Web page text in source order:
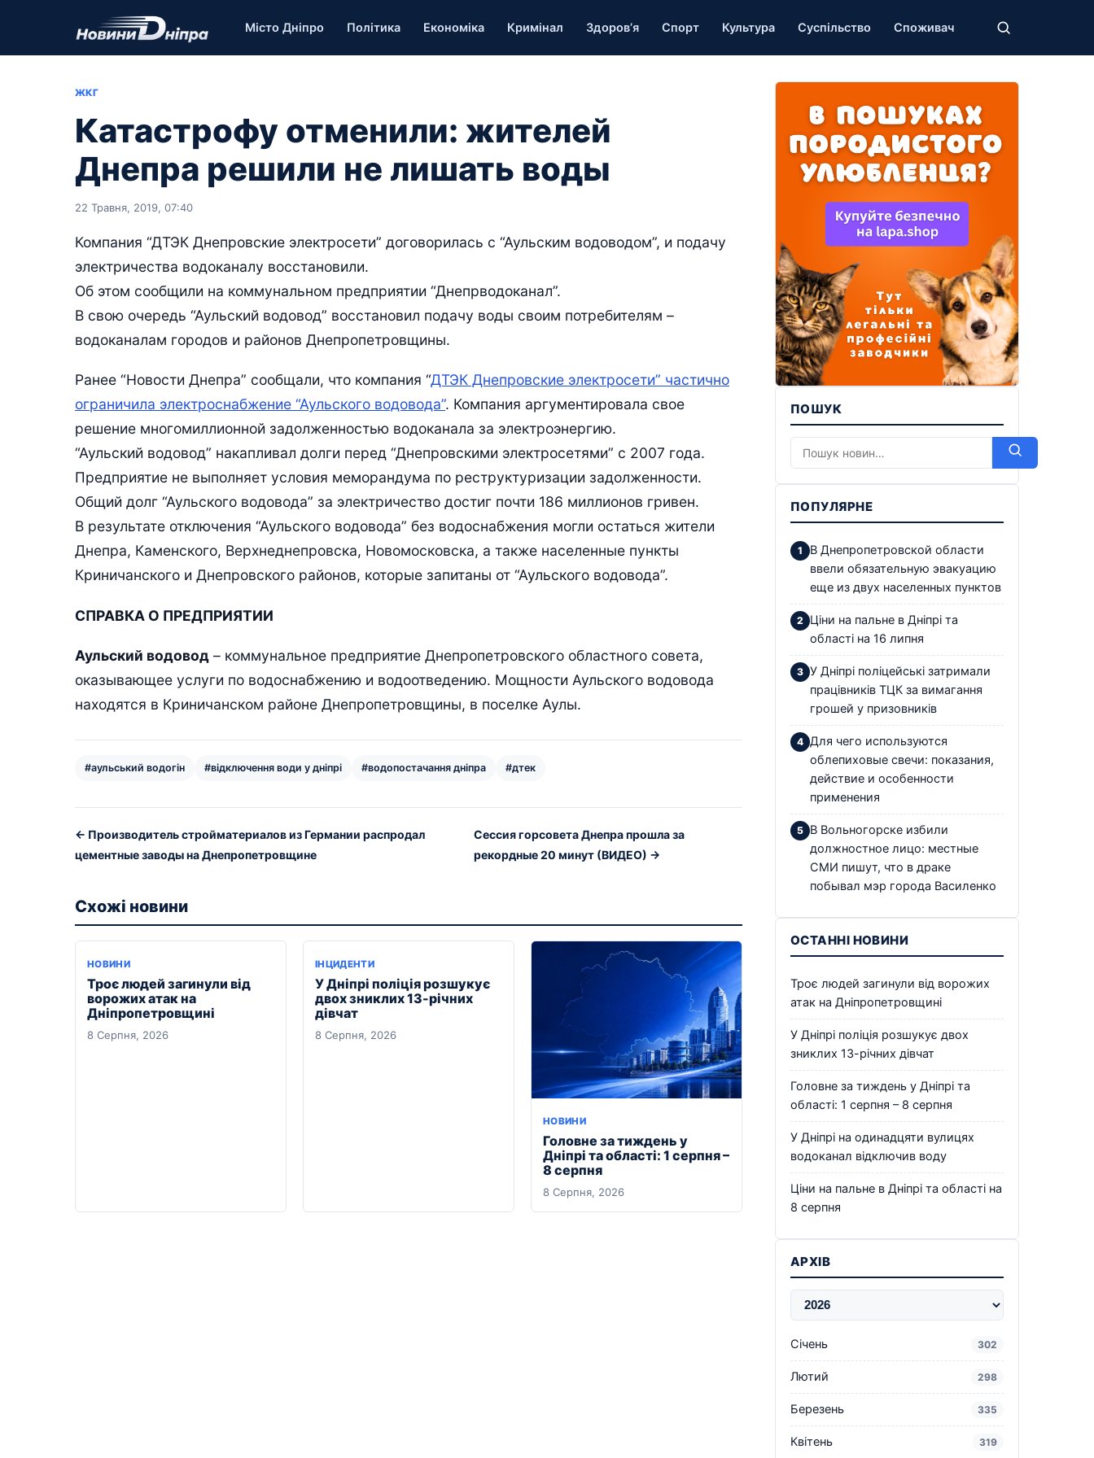
Місто Дніпро Політика Економіка Кримінал Здоров’я Спорт Культура Суспільство Споживач
ЖКГ
Катастрофу отменили: жителей
Днепра решили не лишать воды
22 Травня, 2019, 07:40
Компания “ДТЭК Днепровские электросети” договорилась с “Аульским водоводом”, и подачу
электричества водоканалу восстановили.
Об этом сообщили на коммунальном предприятии “Днепрводоканал”.
В свою очередь “Аульский водовод” восстановил подачу воды своим потребителям –
водоканалам городов и районов Днепропетровщины.
Ранее “Новости Днепра” сообщали, что компания “ДТЭК Днепровские электросети” частично
ограничила электроснабжение “Аульского водовода”. Компания аргументировала свое
решение многомиллионной задолженностью водоканала за электроэнергию.
“Аульский водовод” накапливал долги перед “Днепровскими электросетями” с 2007 года.
Предприятие не выполняет условия меморандума по реструктуризации задолженности.
Общий долг “Аульского водовода” за электричество достиг почти 186 миллионов гривен.
В результате отключения “Аульского водовода” без водоснабжения могли остаться жители
Днепра, Каменского, Верхнеднепровска, Новомосковска, а также населенные пункты
Криничанского и Днепровского районов, которые запитаны от “Аульского водовода”.
СПРАВКА О ПРЕДПРИЯТИИ
Аульский водовод – коммунальное предприятие Днепропетровского областного совета,
оказывающее услуги по водоснабжению и водоотведению. Мощности Аульского водовода
находятся в Криничанском районе Днепропетровщины, в поселке Аулы.
#аульський водогін #відключення води у дніпрі #водопостачання дніпра #дтек
← Производитель стройматериалов из Германии распродал
цементные заводы на Днепропетровщине
Сессия горсовета Днепра прошла за
рекордные 20 минут (ВИДЕО) →
Схожі новини
НОВИНИ
Троє людей загинули від
ворожих атак на
Дніпропетровщині
8 Серпня, 2026
ІНЦИДЕНТИ
У Дніпрі поліція розшукує
двох зниклих 13-річних
дівчат
8 Серпня, 2026
НОВИНИ
Головне за тиждень у
Дніпрі та області: 1 серпня –
8 серпня
8 Серпня, 2026
ПОШУК
ПОПУЛЯРНЕ
В Днепропетровской области
ввели обязательную эвакуацию
еще из двух населенных пунктов
Ціни на пальне в Дніпрі та
області на 16 липня
У Дніпрі поліцейські затримали
працівників ТЦК за вимагання
грошей у призовників
Для чего используются
облепиховые свечи: показания,
действие и особенности
применения
В Вольногорске избили
должностное лицо: местные
СМИ пишут, что в драке
побывал мэр города Василенко
ОСТАННІ НОВИНИ
Троє людей загинули від ворожих
атак на Дніпропетровщині
У Дніпрі поліція розшукує двох
зниклих 13-річних дівчат
Головне за тиждень у Дніпрі та
області: 1 серпня – 8 серпня
У Дніпрі на одинадцяти вулицях
водоканал відключив воду
Ціни на пальне в Дніпрі та області на
8 серпня
АРХІВ
Січень 302
Лютий 298
Березень 335
Квітень 319